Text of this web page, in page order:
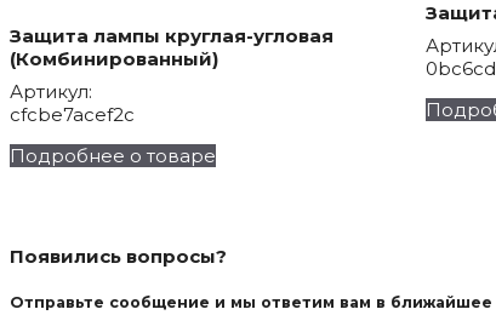
Защита лампы круглая-угловая
(Комбинированный)
Артикул:
cfcbe7acef2c
Подробнее о товаре
Появились вопросы?
Отправьте сообщение и мы ответим вам в ближайшее